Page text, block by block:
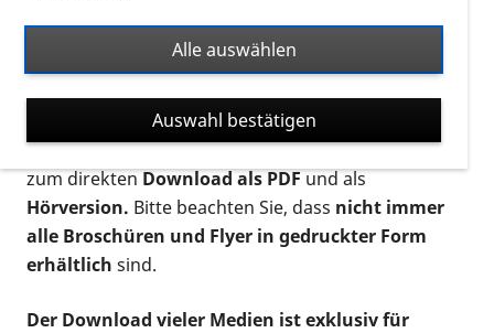
Ort. Nutzen Sie den Formatfilter, um ausschließlich
nach Flyern und Broschüren, Audios oder Videos zu
suchen. Die meisten Flyer und Broschüren werden in
verschiedenen Formaten angeboten: zur
postalischen Bestellung als gedruckte Variante
zum direktenDownload als PDFund als
Hörversion. Bitte beachten Sie, dass nicht immer
alle Broschüren und Flyer in gedruckter Form
erhältlich sind.
Der Download vieler Medien ist exklusiv für
Alle auswählen
Auswahl bestätigen